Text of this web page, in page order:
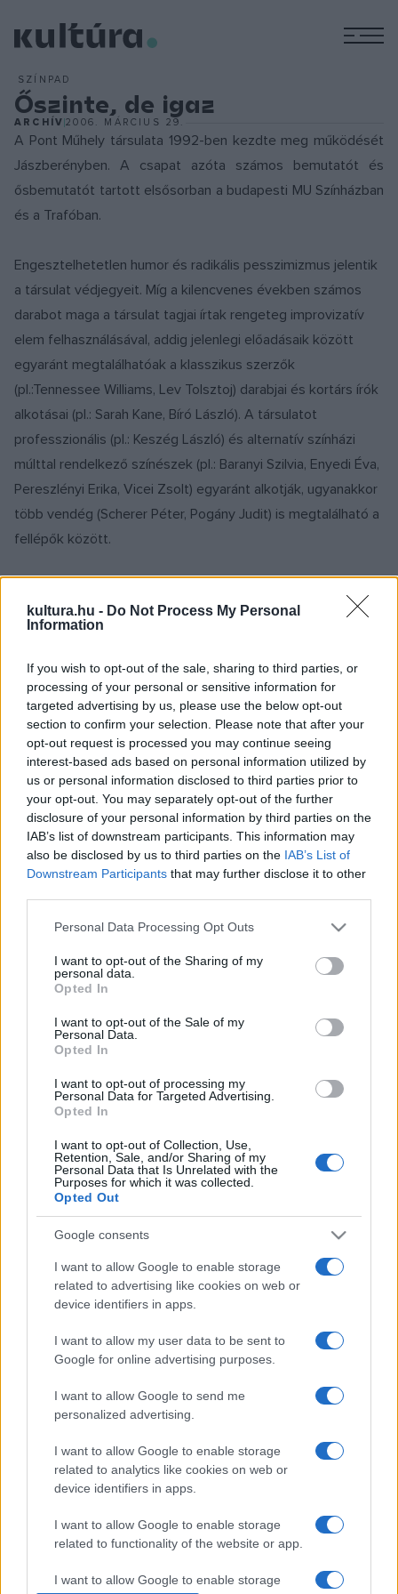
kultura.hu - Do Not Process My Personal
Information
If you wish to opt-out of the sale, sharing to third parties, or
processing of your personal or sensitive information for
targeted advertising by us, please use the below opt-out
section to confirm your selection. Please note that after your
opt-out request is processed you may continue seeing
interest-based ads based on personal information utilized by
us or personal information disclosed to third parties prior to
your opt-out. You may separately opt-out of the further
disclosure of your personal information by third parties on the
IAB’s list of downstream participants. This information may
also be disclosed by us to third parties on the IAB’s List of
Downstream Participants that may further disclose it to other
Please note that this website/app uses one or more Google
not limited to your visit or usage behaviour. You may click to
grant or deny consent to Google and its third-party tags to
use your data for below specified purposes in below Google
consent section.
Personal Data Processing Opt Outs
I want to opt-out of the Sharing of my
personal data.
Opted In
I want to opt-out of the Sale of my
Personal Data.
Opted In
I want to opt-out of processing my
Personal Data for Targeted Advertising.
Opted In
I want to opt-out of Collection, Use,
Retention, Sale, and/or Sharing of my
Personal Data that Is Unrelated with the
Purposes for which it was collected.
Opted Out
Google consents
I want to allow Google to enable storage
related to advertising like cookies on web or
device identifiers in apps.
I want to allow my user data to be sent to
Google for online advertising purposes.
I want to allow Google to send me
personalized advertising.
I want to allow Google to enable storage
related to analytics like cookies on web or
device identifiers in apps.
I want to allow Google to enable storage
related to functionality of the website or app.
I want to allow Google to enable storage
SZÍNPAD
Őszinte, de igaz
ARCHÍV2006. MÁRCIUS 29.
A Pont Műhely társulata 1992-ben kezdte meg működését
Jászberényben. A csapat azóta számos bemutatót és
ősbemutatót tartott elsősorban a budapesti MU Színházban
és a Trafóban.
Engesztelhetetlen humor és radikális pesszimizmus jelentik
a társulat védjegyeit. Míg a kilencvenes években számos
darabot maga a társulat tagjai írtak rengeteg improvizatív
elem felhasználásával, addig jelenlegi előadásaik között
egyaránt megtalálhatóak a klasszikus szerzők
(pl.:Tennessee Williams, Lev Tolsztoj) darabjai és kortárs írók
alkotásai (pl.: Sarah Kane, Bíró László). A társulatot
professzionális (pl.: Keszég László) és alternatív színházi
múlttal rendelkező színészek (pl.: Baranyi Szilvia, Enyedi Éva,
Pereszlényi Erika, Vicei Zsolt) egyaránt alkotják, ugyanakkor
több vendég (Scherer Péter, Pogány Judit) is megtalálható a
fellépők között.
mai magyar színházak sorában azzal a radikális egyén- és
mutatja be az emberi hülyeség szépségéből bőséggel
táplálkozó világunkat. A társulat igyekszik olyan színházi
élményt nyújtani, amiben egyaránt megtalálható a prózai- és
mozgásszínház minden ismérve, valamint az élő zene. Ez
utóbbi szerves részét képezi a Pont Műhely esztétikájának,
hiszen a társulatban több ismert zenész (Márkos Albert,
Sabák Péter, Szesztay Dávid) is található. A Pont Műhely
elismert rendezőkkel dolgozik, mint pl. Keszég László és
Zsótér Sándor. Gyakran veszünk részt nemzetközi
A budapesti Fringe Fesztivál keretében játszott Őszinte, de
igaz produkció a társulat ?Az Ember Trilógiája" címet viselő
ben volt. Az első rész (Család) 2004-ben került
bemutatásra. Ez utóbbi az egyén és a hozzá legközelebb
állók problematikáját taglalja, az Őszinte, de igaz már
barátaink és ismerőseink hálójába kalauzol. A trilógia
befejező része ? a 2006. évi őszi évad premierje ? egy
újabb fókusztágítással az individuum intézményesített
kapcsolatait vizsgálja az állammal ill. a különféle
szerveződésekkel.
VÁLOGATÁS AZ ELMÚLT ÉVEK ELŐADÁSAIBÓL:
1, Üveg és mák
(Tennessee Williams alapján, premier: 2003, rendezte: Jay
Scheib)
2, Phaedra szerelme
3, Család
(Lev Tolsztoj, premier: 2005, rendezte: Jay Scheib)